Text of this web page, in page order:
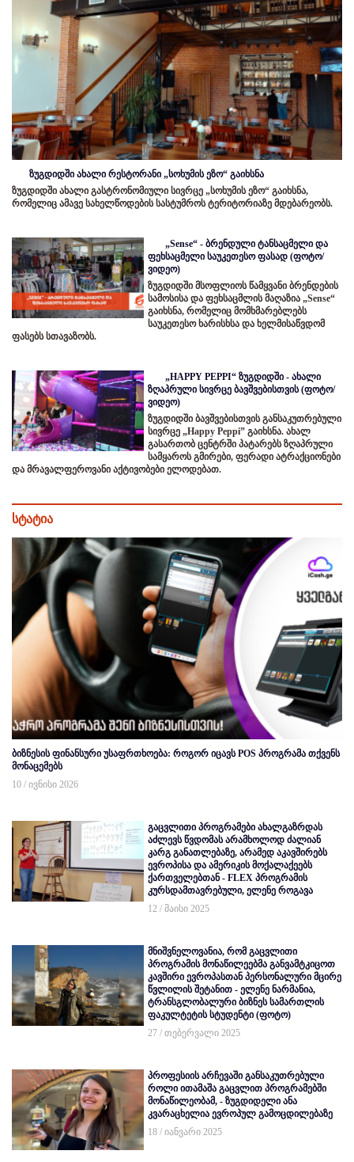
ზუგდიდში ახალი რესტორანი „სოხუმის ეზო“ გაიხსნა
ზუგდიდში ახალი გასტრონომიული სივრცე „სოხუმის ეზო“ გაიხსნა,
რომელიც ამავე სახელწოდების სასტუმროს ტერიტორიაზე მდებარეობს.
„Sense“ - ბრენდული ტანსაცმელი და
ფეხსაცმელი საუკეთესო ფასად (ფოტო/
ვიდეო)
ზუგდიდში მსოფლიოს წამყვანი ბრენდების
სამოსისა და ფეხსაცმლის მაღაზია „Sense“
გაიხსნა, რომელიც მომხმარებლებს
საუკეთესო ხარისხსა და ხელმისაწვდომ
ფასებს სთავაზობს.
„HAPPY PEPPI“ ზუგდიდში - ახალი
ზღაპრული სივრცე ბავშვებისთვის (ფოტო/
ვიდეო)
ზუგდიდში ბავშვებისთვის განსაკუთრებული
სივრცე „Happy Peppi” გაიხსნა. ახალ
გასართობ ცენტრში პატარებს ზღაპრული
სამყაროს გმირები, ფერადი ატრაქციონები
და მრავალფეროვანი აქტივობები ელოდებათ.
სტატია
ბიზნესის ფინანსური უსაფრთხოება: როგორ იცავს POS პროგრამა თქვენს
მონაცემებს
10 / ივნისი 2026
გაცვლითი პროგრამები ახალგაზრდას
აძლევს წვდომას არამხოლოდ ძალიან
კარგ განათლებაზე, არამედ აკავშირებს
ევროპისა და ამერიკის მოქალაქეებს
ქართველებთან - FLEX პროგრამის
კურსდამთავრებული, ელენე როგავა
12 / მაისი 2025
მნიშვნელოვანია, რომ გაცვლითი
პროგრამის მონაწილეებმა განვამტკიცოთ
კავშირი ევროპასთან პერსონალური მცირე
წვლილის შეტანით - ელენე ნარმანია,
ტრანსგლობალური ბიზნეს სამართლის
ფაკულტეტის სტუდენტი (ფოტო)
27 / თებერვალი 2025
პროფესიის არჩევაში განსაკუთრებული
როლი ითამაშა გაცვლით პროგრამებში
მონაწილეობამ, - ზუგდიდელი ანა
კვარაცხელია ევროპულ გამოცდილებაზე
18 / იანვარი 2025